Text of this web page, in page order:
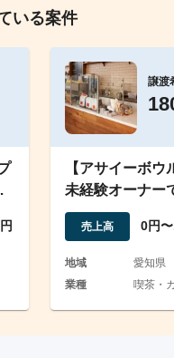
いる案件
譲渡
【アサイーボ
未経験オーナー
スタッフの引き
売上高 0円
地域
愛知県
業種
喫茶・